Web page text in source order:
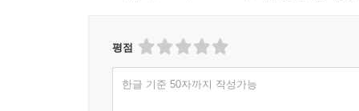
평점
한글 기준 50자까지 작성가능